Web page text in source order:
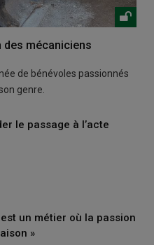
des mécaniciens
de bénévoles passionnés
genre.
le passage à l’acte
un métier où la passion
»